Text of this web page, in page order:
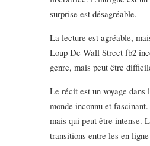
surprise est désagréable.
La lecture est agréable,
Loup De Wall Street fb2
genre, mais peut être
Le récit est un voyage dans
monde inconnu et
mais qui peut être intense.
transitions entre les en